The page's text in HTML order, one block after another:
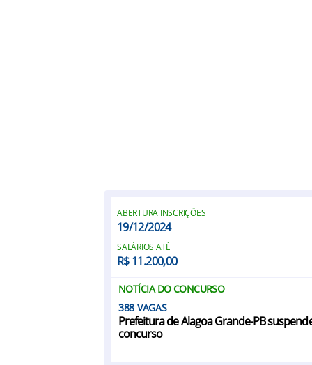
ABERTURA INSCRIÇÕES
19/12/2024
SALÁRIOS ATÉ
R$ 11.200,00
NOTÍCIA DO CONCURSO
388
Prefeitura de Alagoa Grande-PB
concurso